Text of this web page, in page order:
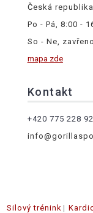
Česká republika
Po - Pá, 8:00 -
So - Ne, zavřeno
mapa zde
Kontakt
+420 775 228
Silový trénink